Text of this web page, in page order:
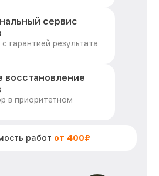
сервис
гарантией результата
восстановление
в приоритетном
работ от 400₽